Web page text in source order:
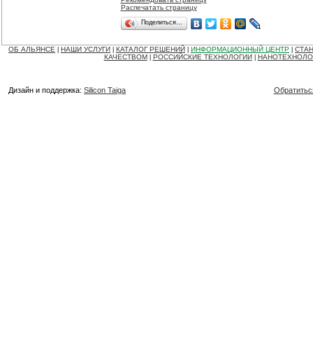
Распечатать страницу
Поделиться…
ОБ АЛЬЯНСЕ НАШИ УСЛУГИ КАТАЛОГ РЕШЕНИЙ ИНФОРМАЦИОННЫЙ ЦЕНТР
КАЧЕСТВОМ
РОССИЙСКИЕ ТЕХНОЛОГИИ
Дизайн и поддержка: Silicon Taiga